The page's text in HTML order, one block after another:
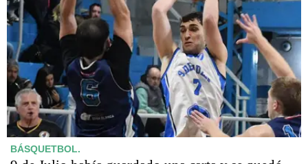
BÁSQUETBOL.